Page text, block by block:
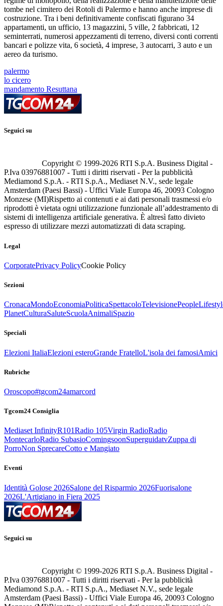
tombe nel cimitero dei Rotoli di Palermo e hanno anche imprese di
costruzione. Tra i beni definitivamente confiscati figurano 34
appartamenti, un ufficio, 13 magazzini, 5 ville, 2 fabbricati, 12
seminterrati, numerosi appezzamenti di terreno, diversi conti correnti
bancari e polizze vita, 6 società, 4 imprese, 3 autocarri, 3 auto e un
aereo da turismo.
palermo
lo cicero
mandamento Resuttana
Seguici su
Copyright © 1999-2026 RTI S.p.A. Business Digital -
P.Iva 03976881007 - Tutti i diritti riservati - Per la pubblicità
Mediamond S.p.A. - RTI S.p.A., Mediaset N.V., sede legale
Amsterdam (Paesi Bassi) - Uffici Viale Europa 46, 20093 Cologno
Monzese (MI)Rispetto ai contenuti e ai dati personali trasmessi e/o
riprodotti è vietata ogni utilizzazione funzionale all’addestramento di
sistemi di intelligenza artificiale generativa. È altresì fatto divieto
espresso di utilizzare mezzi automatizzati di data scraping.
Legal
CorporatePrivacy PolicyCookie Policy
Sezioni
CronacaMondoEconomiaPoliticaSpettacoloTelevisionePeople
PlanetCulturaSaluteScuolaAnimaliSpazio
Speciali
Elezioni ItaliaElezioni esteroGrande FratelloL'isola dei famosiAmici
Rubriche
Oroscopo#tgcom24amarcord
Tgcom24 Consiglia
Mediaset InfinityR101Radio 105Virgin RadioRadio
MontecarloRadio SubasioComingsoonSuperguidatvZuppa di
PorroNon SprecareCotto e Mangiato
Eventi
Identità Golose 2026Salone del Risparmio 2026Fuorisalone
2026L'Artigiano in Fiera 2025
Seguici su
Copyright © 1999-2026 RTI S.p.A. Business Digital -
P.Iva 03976881007 - Tutti i diritti riservati - Per la pubblicità
Mediamond S.p.A. - RTI S.p.A., Mediaset N.V., sede legale
Amsterdam (Paesi Bassi) - Uffici Viale Europa 46, 20093 Cologno